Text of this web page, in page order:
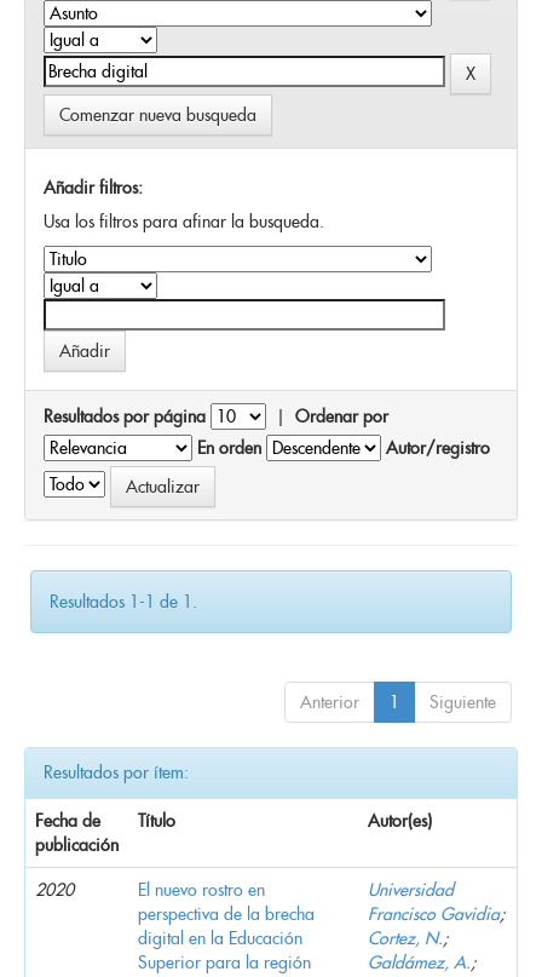
Comenzar nueva busqueda
Añadir filtros:
Usa los filtros para afinar la busqueda.
Resultados por página | Ordenar por
En orden
Autor/registro
Resultados 1-1 de 1.
Anterior 1 Siguiente
Resultados por ítem:
Fecha de
publicación
Título Autor(es)
2020
El nuevo rostro en
perspectiva de la brecha
digital en la Educación
Superior para la región
Universidad
Francisco Gavidia;
Cortez, N.;
Galdámez, A.;